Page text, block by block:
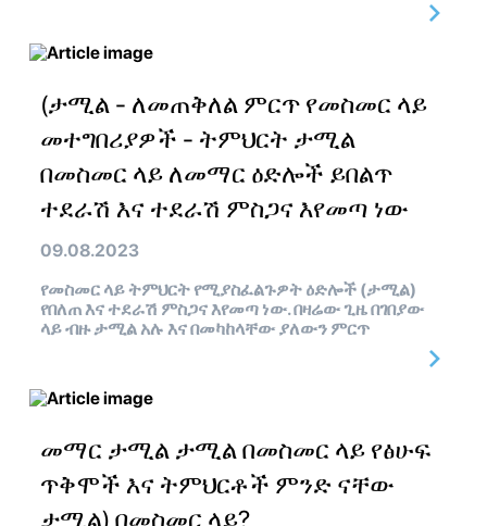
(ታሚል - ለመጠቅለል ምርጥ የመስመር ላይ
መተግበሪያዎች - ትምህርት ታሚል
በመስመር ላይ ለመማር ዕድሎች ይበልጥ
ተደራሽ እና ተደራሽ ምስጋና እየመጣ ነው
09.08.2023
የመስመር ላይ ትምህርት የሚያስፈልጉዎት ዕድሎች (ታሚል)
የበለጠ እና ተደራሽ ምስጋና እየመጣ ነው. በዛሬው ጊዜ በገበያው
ላይ ብዙ ታሚል አሉ እና በመካከላቸው ያለውን ምርጥ
መማር ታሚል ታሚል በመስመር ላይ የፅሁፍ
ጥቅሞች እና ትምህርቶች ምንድ ናቸው
ታሚል) በመስመር ላይ?